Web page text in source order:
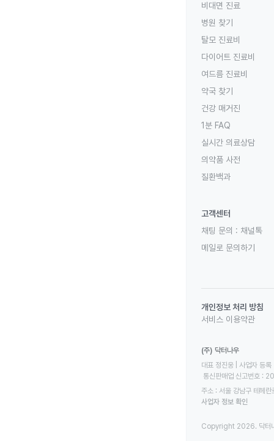
비대면 진료
병원 찾기
탈모 진료비
다이어트 진료비
여드름 진료비
약국 찾기
건강 매거진
1분 FAQ
실시간 의료상담
의약품 사전
질환백과
고객센터
채팅 문의 : 채널톡
메일로 문의하기
개인정보 처리 방침
서비스 이용약관
(주) 닥터나우
대표 정진웅 | 사업자
통신판매업 신고번호
주소 : 서울 강남구 테헤
사업자 정보 확인
Copyright 2026. 닥터